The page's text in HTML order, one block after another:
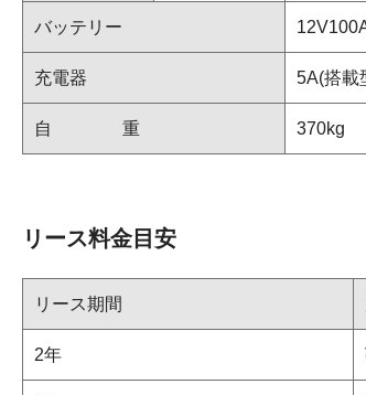
バッテリー
充電器 5A(搭載
自 重 370kg
リース料金目安
リース期間
2年